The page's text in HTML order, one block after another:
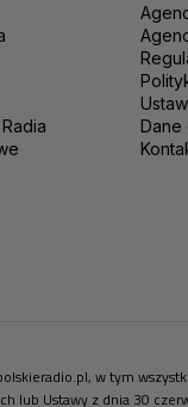
Dane
w tym
lub Ustawy z dnia 30